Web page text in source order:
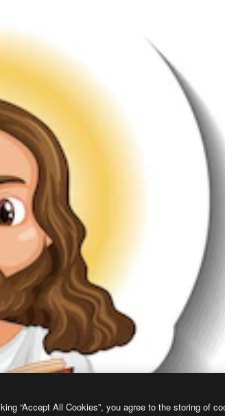
“Accept All Cookies”, you agree to the storing of